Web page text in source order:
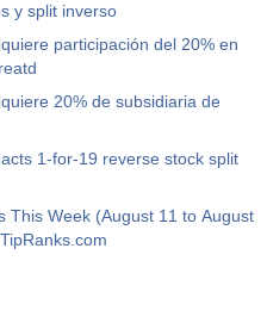
y split inverso
participación del 20% en
20% de subsidiaria de
1-for-19 reverse stock split
This Week (August 11 to August